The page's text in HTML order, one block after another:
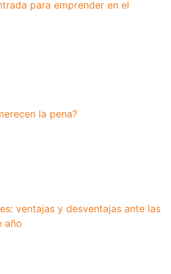
para emprender en el
la pena?
ventajas y desventajas ante las
año